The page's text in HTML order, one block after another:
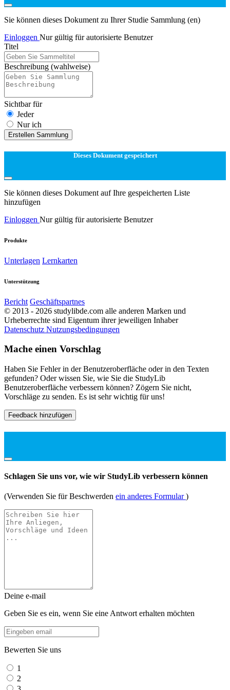
Sie können dieses Dokument zu Ihrer Studie Sammlung (en)
Einloggen Nur gültig für autorisierte Benutzer
Titel
Beschreibung (wahlweise)
Sichtbar für
Jeder
Nur ich
Erstellen Sammlung
Dieses Dokument gespeichert
Sie können dieses Dokument auf Ihre gespeicherten Liste
hinzufügen
Einloggen Nur gültig für autorisierte Benutzer
Produkte
Unterlagen Lernkarten
Unterstützung
Bericht Geschäftspartnes
© 2013 - 2026 studylibde.com alle anderen Marken und
Urheberrechte sind Eigentum ihrer jeweiligen Inhaber
Datenschutz Nutzungsbedingungen
Mache einen Vorschlag
Haben Sie Fehler in der Benutzeroberfläche oder in den Texten
gefunden? Oder wissen Sie, wie Sie die StudyLib
Benutzeroberfläche verbessern können? Zögern Sie nicht,
Vorschläge zu senden. Es ist sehr wichtig für uns!
Feedback hinzufügen
Schlagen Sie uns vor, wie wir StudyLib verbessern können
(Verwenden Sie für Beschwerden ein anderes Formular)
Deine e-mail
Geben Sie es ein, wenn Sie eine Antwort erhalten möchten
Bewerten Sie uns
1
2